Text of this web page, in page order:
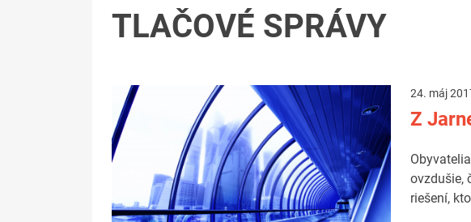
TLAČOVÉ SPRÁVY
24. máj
Z
ovzdušie,
riešení,